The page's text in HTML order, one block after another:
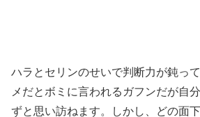
ハラとセリンのせいで判断力が鈍っ
メだとボミに言われるガフンだが自
ずと思い訪ねます。しかし、どの面